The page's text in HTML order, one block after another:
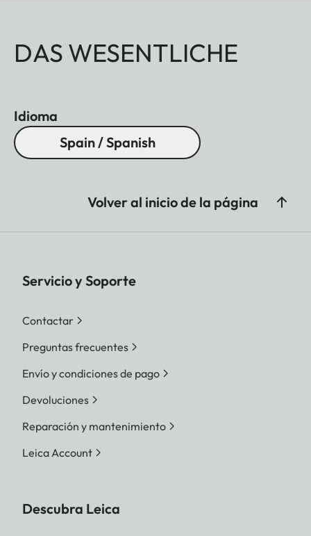
DAS WESENTLICHE
Idioma
Spain / Spanish
Volver al inicio de la página
Servicio y Soporte
Contactar
Preguntas frecuentes
Envío y condiciones de pago
Devoluciones
Reparación y mantenimiento
Leica Account
Descubra Leica